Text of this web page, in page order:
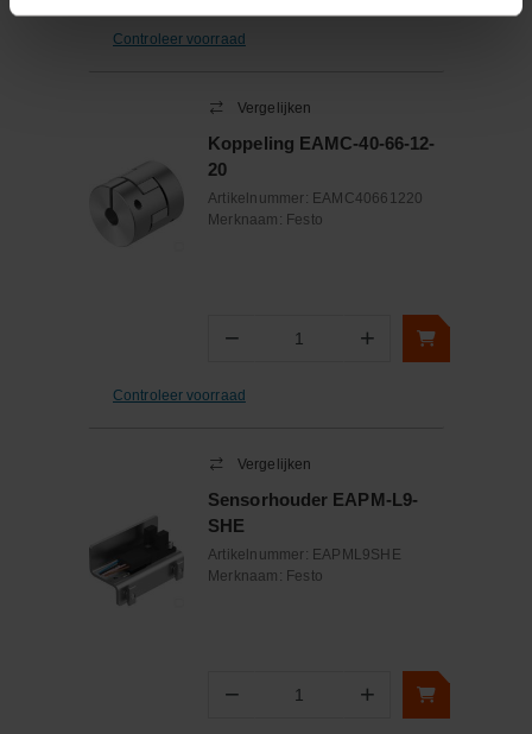
Controleer voorraad
Vergelijken
Koppeling EAMC-40-66-12-
20
Artikelnummer: EAMC40661220
Merknaam: Festo
− Aantal +
Controleer voorraad
Vergelijken
Sensorhouder EAPM-L9-
SHE
Artikelnummer: EAPML9SHE
Merknaam: Festo
− Aantal +